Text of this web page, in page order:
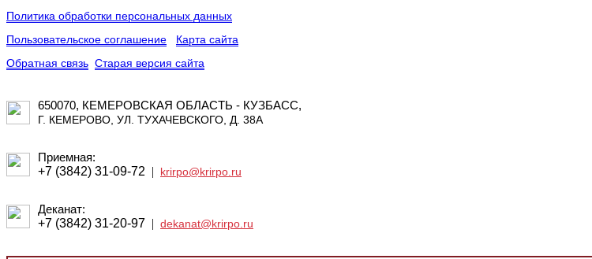
Политика обработки персональных данных
Пользовательское соглашение
Карта сайта
Обратная связь Старая версия сайта
650070, КЕМЕРОВСКАЯ ОБЛАСТЬ - КУЗБАСС,
Г. КЕМЕРОВО, УЛ. ТУХАЧЕВСКОГО, Д. 38А
Приемная:
+7 (3842) 31-09-72 | krirpo@krirpo.ru
Деканат:
+7 (3842) 31-20-97 | dekanat@krirpo.ru